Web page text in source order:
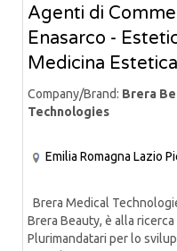
Agenti di
Enasarco -
Medicina Estetica
Company/Brand: Brera
Technologies
Emilia Romagna Lazio
Brera Medical
Brera Beauty, è alla
Plurimandatari per lo